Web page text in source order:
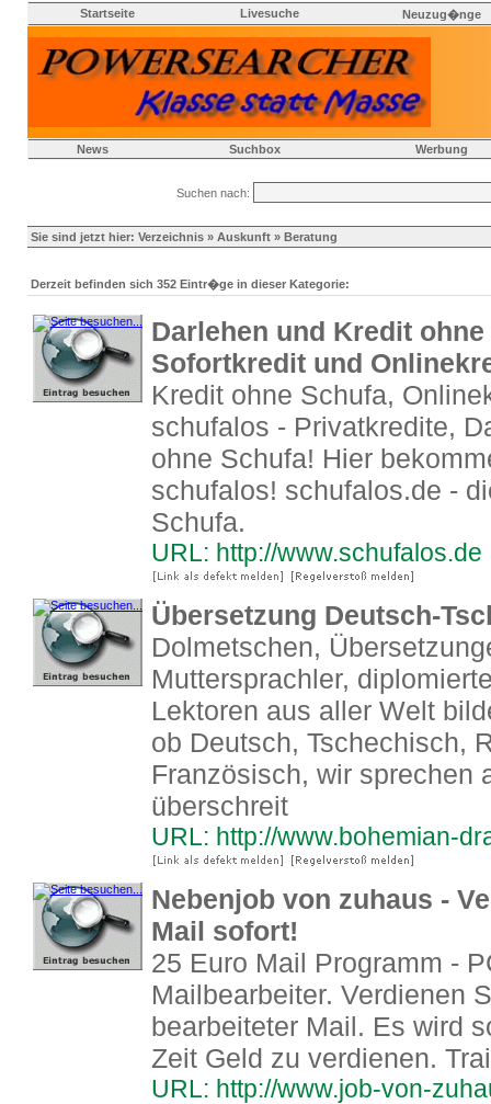
Startseite Livesuche Neuzug�nge
News Suchbox Werbung
Suchen nach:
Sie sind jetzt hier: Verzeichnis » Auskunft » Beratung
Derzeit befinden sich 352 Eintr�ge in dieser Kategorie:
Darlehen und Kredit
Sofortkredit und
Kredit ohne Schufa,
schufalos - Privatkredite,
ohne Schufa! Hier
schufalos! schufalos.de -
Schufa.
URL: http://www.schufalos.de
Übersetzung Deutsch-
Dolmetschen,
Muttersprachler,
Lektoren aus aller Welt
ob Deutsch, Tschechisch,
Französisch, wir sprechen
überschreit
URL: http://www.bohemian-
Nebenjob von zuhaus -
Mail sofort!
25 Euro Mail Programm -
Mailbearbeiter. Verdienen
bearbeiteter Mail. Es wird
Zeit Geld zu verdienen.
URL: http://www.job-von-